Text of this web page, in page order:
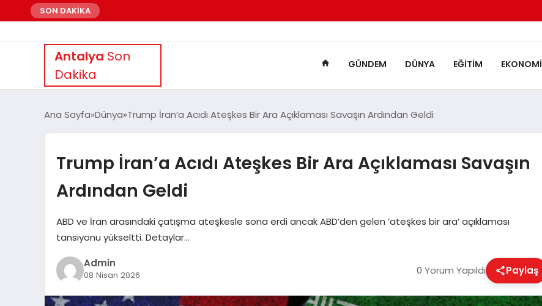
SON DAKİKA
Antalya Son
Dakika
GÜNDEM DÜNYA EĞITIM EKONOMI
Ana Sayfa Dünya Trump İran’a Acıdı Ateşkes Bir Ara Açıklaması Savaşın Ardından Geldi
Trump İran’a Acıdı Ateşkes Bir Ara Açıklaması Savaşın
Ardından Geldi
ABD ve İran arasındaki çatışma ateşkesle sona erdi ancak ABD’den gelen ‘ateşkes bir ara’ açıklaması
tansiyonu yükseltti. Detaylar…
Admin
08 Nisan 2026 0 Yorum Yapıldı Paylaş